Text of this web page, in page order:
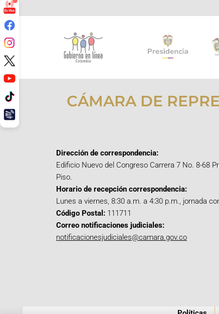
CÁMARA DE
Dirección de correspondencia:
Edificio Nuevo del Congreso Carrera 7 No. 8-68
Piso.
Horario de recepción correspondencia:
Lunes a viernes, 8:30 a.m. a 4:30 p.m., jornada
Código Postal: 111711
Correo notificaciones judiciales:
notificacionesjudiciales@camara.gov.co